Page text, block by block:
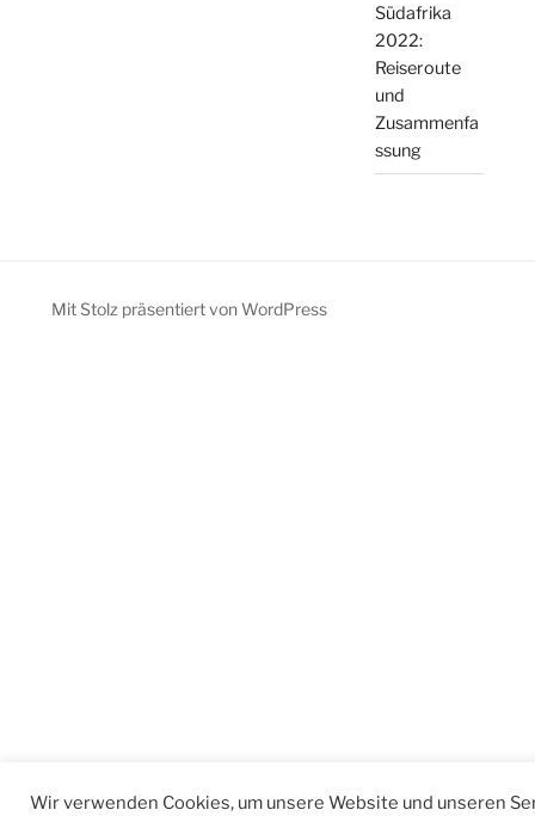
Südafrika
2022:
Reiseroute
und
Zusammenfa
ssung
Mit Stolz präsentiert von WordPress
Wir verwenden Cookies, um unsere Website und unseren